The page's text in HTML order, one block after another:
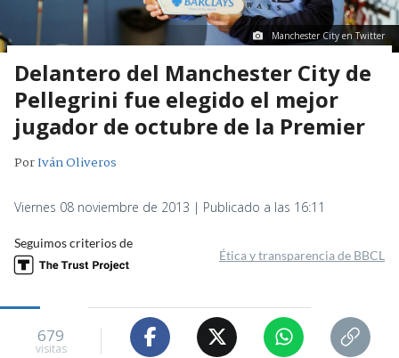
Manchester City en Twitter
Delantero del Manchester City de
Pellegrini fue elegido el mejor
jugador de octubre de la Premier
PorIván Oliveros
Viernes 08 noviembre de 2013 | Publicado a las 16:11
Seguimos criterios de
Ética y transparencia de BBCL
679
visitas